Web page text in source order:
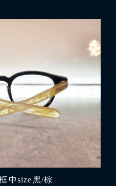
中size 黑/棕